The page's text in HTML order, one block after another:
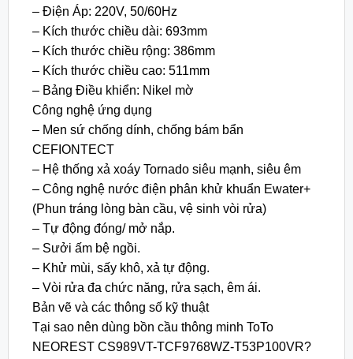
– Điện Áp: 220V, 50/60Hz
– Kích thước chiều dài: 693mm
– Kích thước chiều rộng: 386mm
– Kích thước chiều cao: 511mm
– Bảng Điều khiển: Nikel mờ
Công nghệ ứng dụng
– Men sứ chống dính, chống bám bẩn
CEFIONTECT
– Hệ thống xả xoáy Tornado siêu mạnh, siêu êm
– Công nghệ nước điện phân khử khuẩn Ewater+
(Phun tráng lòng bàn cầu, vệ sinh vòi rửa)
– Tự động đóng/ mở nắp.
– Sưởi ấm bệ ngồi.
– Khử mùi, sấy khô, xả tự động.
– Vòi rửa đa chức năng, rửa sạch, êm ái.
Bản vẽ và các thông số kỹ thuật
Tại sao nên dùng bồn cầu thông minh ToTo
NEOREST CS989VT-TCF9768WZ-T53P100VR?